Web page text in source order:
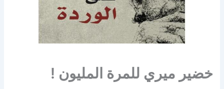
خضير ميري للمرة المليون !